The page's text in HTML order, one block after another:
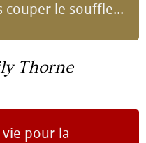
le souffle...
Thorne
pour la